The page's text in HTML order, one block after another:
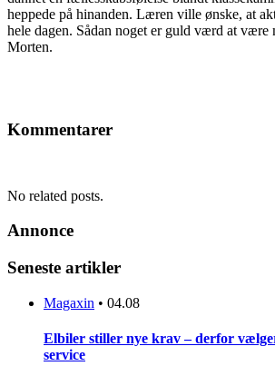
heppede på hinanden. Læren ville ønske, at
hele dagen. Sådan noget er guld værd at
Morten.
Kommentarer
No related posts.
Annonce
Seneste artikler
Magaxin • 04.08
Elbiler stiller nye krav – derfor
service